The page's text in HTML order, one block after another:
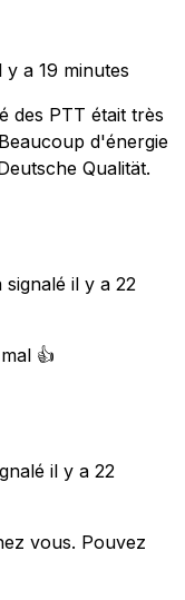
y a 19 minutes
des PTT était très
d'énergie
Qualität.
signalé il y a 22
👍
il y a 22
vous. Pouvez